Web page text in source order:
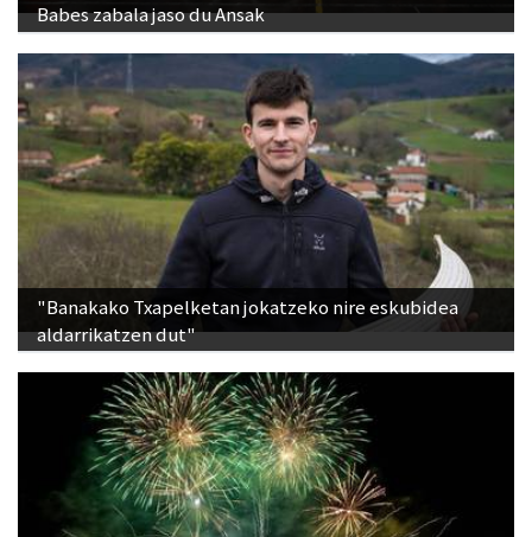
Babes zabala jaso du Ansak
"Banakako Txapelketan jokatzeko nire eskubidea
aldarrikatzen dut"